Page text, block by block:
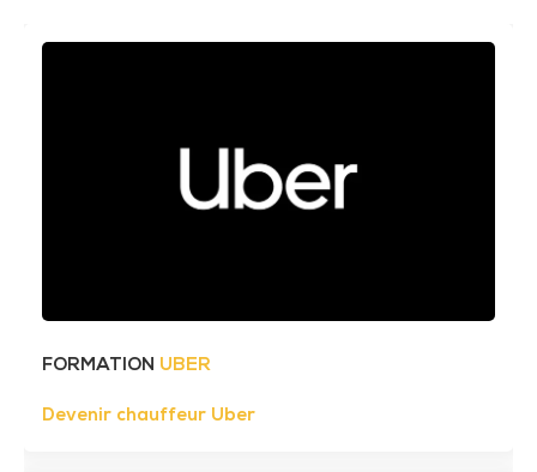
FORMATION UBER
Devenir chauffeur Uber